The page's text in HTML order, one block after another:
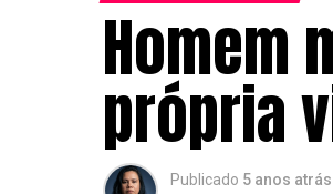
Homem
própria
Publicado 5 anos atrás